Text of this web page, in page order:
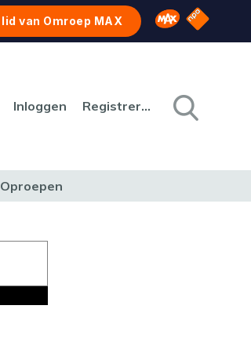
van Omroep MAX Omroep MAX
NPO
Inloggen Registreren
Oproepen